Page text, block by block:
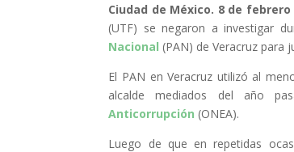
Ciudad de México. 8 de febrero
(UTF) se negaron a investigar
Nacional (PAN) de Veracruz para
El PAN en Veracruz utilizó al
alcalde mediados del año
Anticorrupción (ONEA).
Luego de que en repetidas